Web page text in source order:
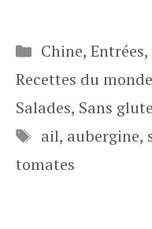
Catégories
Chine, Entrées,
Recettes du monde
Salades, Sans
Étiquettes
ail, aubergine,
tomates